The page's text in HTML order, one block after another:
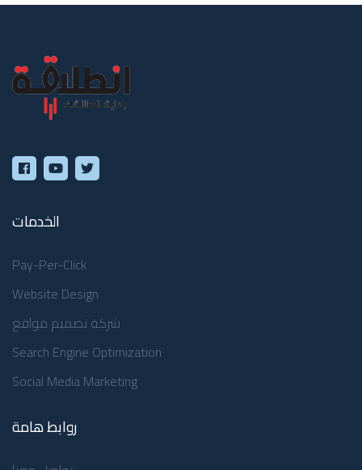
الخدمات
Pay-Per-Click
Website Design
شركة تصميم مواقع
Search Engine Optimization
Social Media Marketing
روابط هامة